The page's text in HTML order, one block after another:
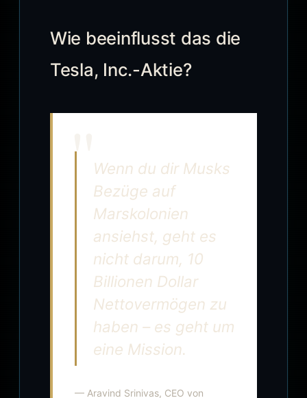
Wie beeinflusst das die
Tesla, Inc.-Aktie?
Wenn du dir Musks
Bezüge auf
Marskolonien
ansiehst, geht es
nicht darum, 10
Billionen Dollar
Nettovermögen zu
haben – es geht um
eine Mission.
— Aravind Srinivas, CEO von